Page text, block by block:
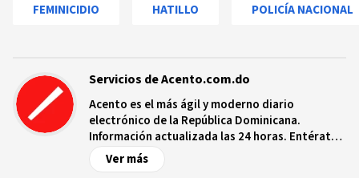
FEMINICIDIO HATILLO POLICÍA NACIONAL
Servicios de Acento.com.do
Acento es el más ágil y moderno diario
electrónico de la República Dominicana.
Información actualizada las 24 horas. Entérate
de las noticias y sucesos más importantes a
nivel nacional e internacional, videos y fotos
Ver más